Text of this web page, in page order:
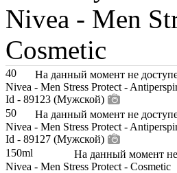
Nivea - Men
Cosmetic
40
На данный момент не
Nivea - Men Stress Protect -
Id - 89123 (Мужской)
50
На данный момент не
Nivea - Men Stress Protect -
Id - 89127 (Мужской)
150ml
На данный момент
Nivea - Men Stress Protect - Cosmetic